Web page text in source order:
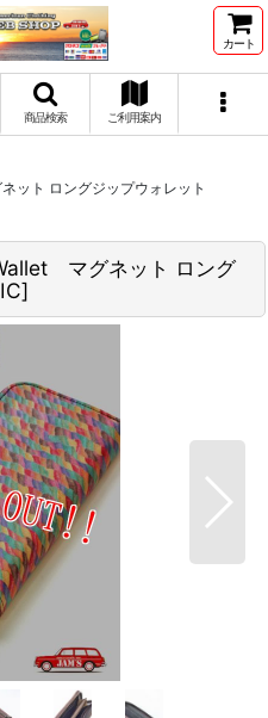
カート
商品検索 ご利用案内
ット ロングジップウォレット
マグネット ロング